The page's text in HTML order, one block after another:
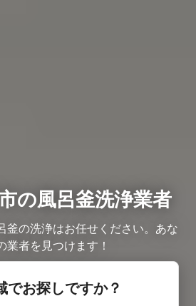
の風呂釜洗浄業者
釜の洗浄はお任せください。あな
業者を見つけます！
でお探しですか？